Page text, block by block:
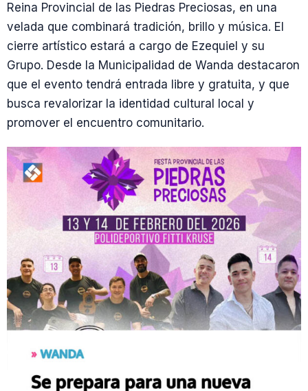
Reina Provincial de las Piedras Preciosas, en una
velada que combinará tradición, brillo y música. El
cierre artístico estará a cargo de Ezequiel y su
Grupo. Desde la Municipalidad de Wanda destacaron
que el evento tendrá entrada libre y gratuita, y que
busca revalorizar la identidad cultural local y
promover el encuentro comunitario.